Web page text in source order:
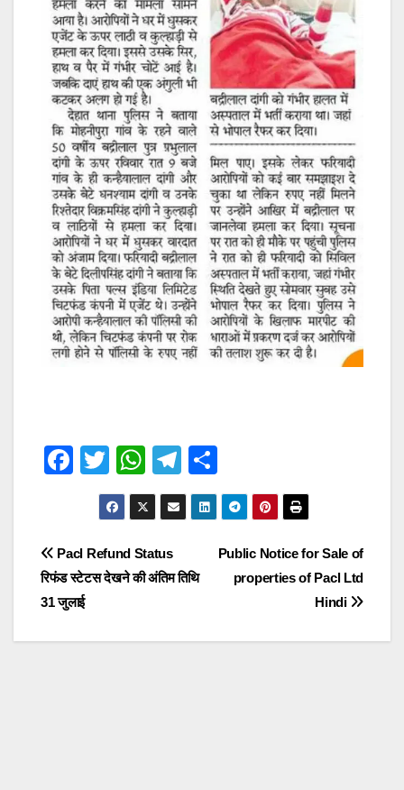
F
e
b
o
o
T
wi
tt
er
W
h
at
s
A
p
T
el
e
a
h
ar
e
Post
navigation
Public Notice for Sale of
properties of Pacl Ltd
Hindi
Pacl Refund Status
रिफंड स्टेटस देखने की अंतिम तिथि
31 जुलाई